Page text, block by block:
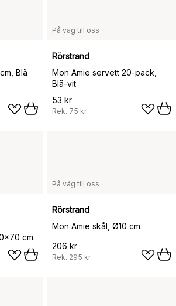
Blå
På väg till oss
Rörstrand
Mon Amie servett 20-pack,
Blå-vit
53 kr
Rek. 75 kr
cm
På väg till oss
Rörstrand
Mon Amie skål, Ø10 cm
206 kr
Rek. 295 kr